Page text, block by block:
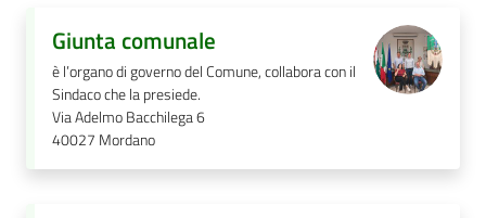
Giunta comunale
è l’organo di governo del Comune, collabora con il
Sindaco che la presiede.
Via Adelmo Bacchilega 6
40027 Mordano